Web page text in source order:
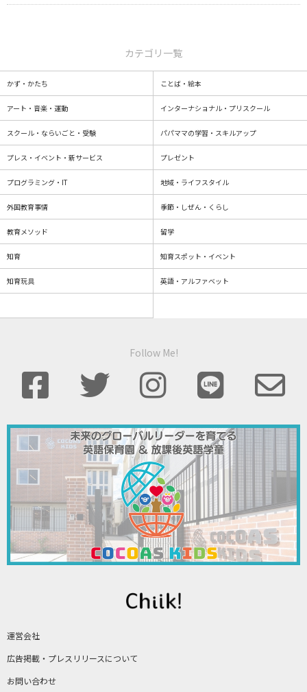
運営会社
広告掲載・プレスリリースについて
お問い合わせ
カテゴリ一覧
かず・かたち ことば・絵本
アート・音楽・運動 インターナショナル・プリスクール
スクール・ならいごと・受験 パパママの学習・スキルアップ
プレス・イベント・新サービス プレゼント
プログラミング・IT 地域・ライフスタイル
外国教育事情 季節・しぜん・くらし
教育メソッド 留学
知育 知育スポット・イベント
知育玩具 英語・アルファベット
Follow Me!